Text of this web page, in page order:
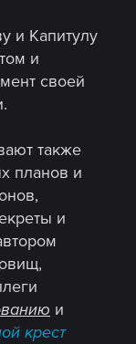
и Капитулу
и
своей
также
планов и
и
и
крест